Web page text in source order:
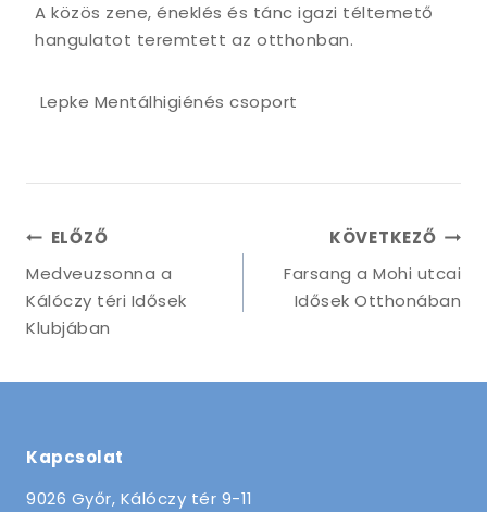
A közös zene, éneklés és tánc igazi téltemető
hangulatot teremtett az otthonban.
Lepke Mentálhigiénés csoport
Bejegyzés
navigáció
ELŐZŐ
Medveuzsonna a
Kálóczy téri Idősek
Klubjában
KÖVETKEZŐ
Farsang a Mohi utcai
Idősek Otthonában
Kapcsolat
9026 Győr, Kálóczy tér 9-11